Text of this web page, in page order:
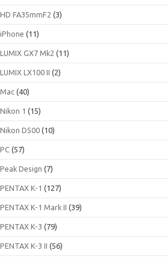
HD FA35mmF2 (3)
iPhone (11)
LUMIX GX7 Mk2 (11)
LUMIX LX100 II (2)
Mac (40)
Nikon 1 (15)
Nikon D500 (10)
PC (57)
Peak Design (7)
PENTAX K-1 (127)
PENTAX K-1 Mark II (39)
PENTAX K-3 (79)
PENTAX K-3 II (56)